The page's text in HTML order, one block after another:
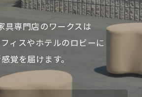
具専門店のワークスは
ィスやホテルのロビーに
覚を届けます。